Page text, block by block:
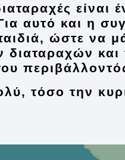
αυτό και η
ώστε να
διαταραχών
τόσο την